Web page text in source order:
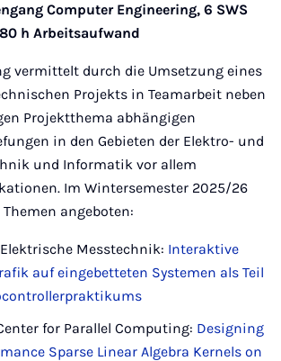
Computer Engineering, 6 SWS
h Arbeitsaufwand
vermittelt durch die Umsetzung eines
Projekts in Teamarbeit neben
Projektthema abhängigen
in den Gebieten der Elektro- und
und Informatik vor allem
Im Wintersemester 2025/26
angeboten:
Messtechnik: Interaktive
auf eingebetteten Systemen als Teil
for Parallel Computing: Designing
Sparse Linear Algebra Kernels on